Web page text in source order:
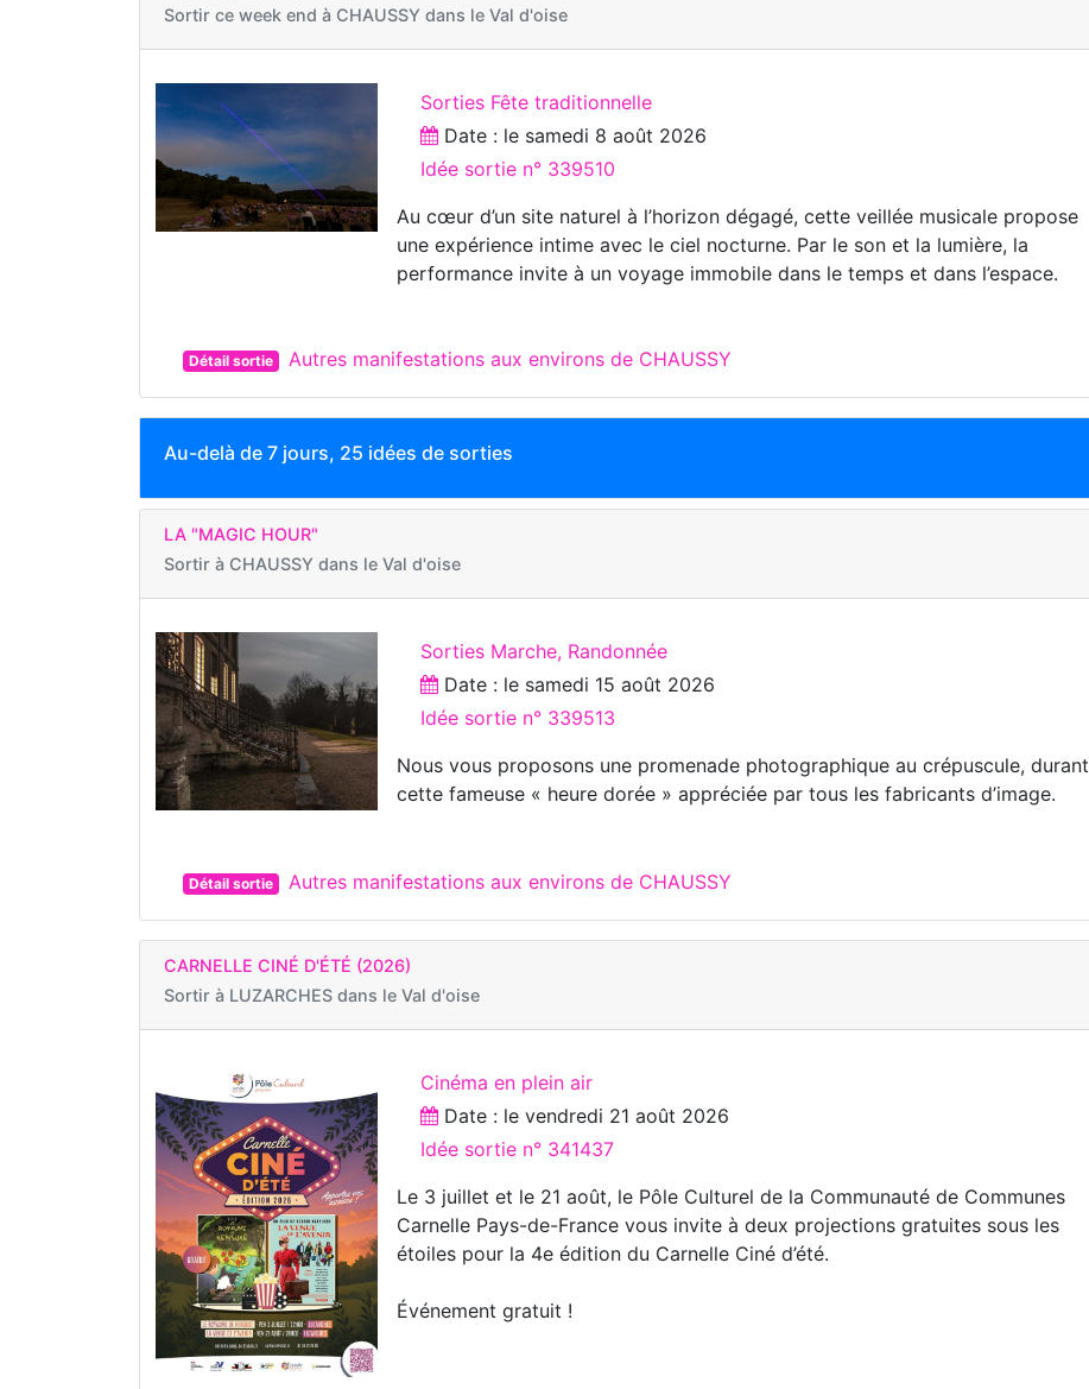
Sortir ce week end à CHAUSSY dans le Val d'oise
Sorties Fête traditionnelle
Date : le samedi 8 août 2026
Idée sortie n° 339510
Au cœur d’un site naturel à l’horizon dégagé, cette veillée musicale propose
une expérience intime avec le ciel nocturne. Par le son et la lumière, la
performance invite à un voyage immobile dans le temps et dans l’espace.
Détail sortie Autres manifestations aux environs de CHAUSSY
Au-delà de 7 jours, 25 idées de sorties
LA "MAGIC HOUR"
Sortir à CHAUSSY dans le Val d'oise
Sorties Marche, Randonnée
Date : le samedi 15 août 2026
Idée sortie n° 339513
Nous vous proposons une promenade photographique au crépuscule, durant
cette fameuse « heure dorée » appréciée par tous les fabricants d’image.
Détail sortie Autres manifestations aux environs de CHAUSSY
CARNELLE CINÉ D'ÉTÉ (2026)
Sortir à LUZARCHES dans le Val d'oise
Cinéma en plein air
Date : levendredi 21 août 2026
Idée sortie n° 341437
Le 3 juillet et le 21 août, le Pôle Culturel de la Communauté de Communes
Carnelle Pays-de-France vous invite à deux projections gratuites sous les
étoiles pour la 4e édition du Carnelle Ciné d’été.
Événement gratuit !